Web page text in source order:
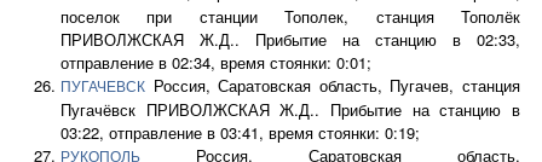
поселок при станции Тополек, станция Тополёк
ПРИВОЛЖСКАЯ Ж.Д.. Прибытие на станцию в 02:33,
отправление в 02:34, время стоянки: 0:01;
ПУГАЧЕВСК Россия, Саратовская область, Пугачев, станция
Пугачёвск ПРИВОЛЖСКАЯ Ж.Д.. Прибытие на станцию в
03:22, отправление в 03:41, время стоянки: 0:19;
РУКОПОЛЬ
Россия, Саратовская область,